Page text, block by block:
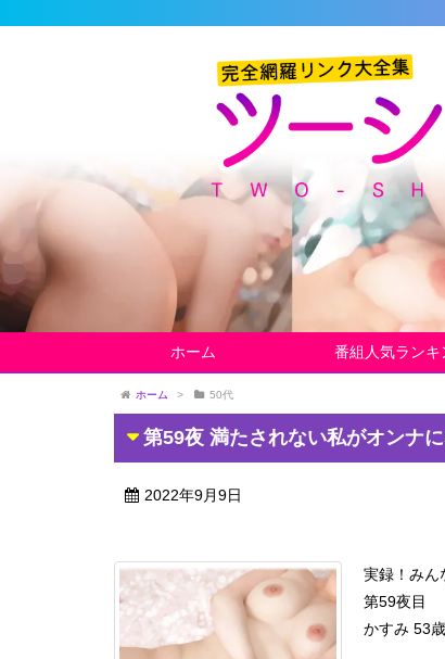
ホーム 番組人気ランキ
ホーム > 50代
第59夜 満たされない私がオンナ
2022年9月9日
実録！みん
第59夜目
かすみ 53